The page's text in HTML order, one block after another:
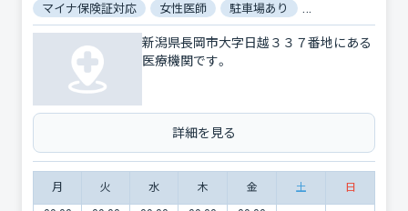
マイナ保険証対応 女性医師 駐車場あり
新潟県長岡市大字日越３３７番地にある
医療機関です。
詳細を見る
月 火 水 木 金 土 日